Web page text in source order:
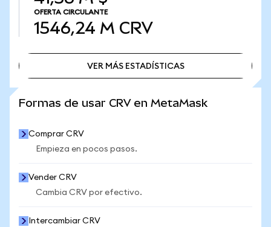
OFERTA CIRCULANTE
1546,24 M CRV
VER MÁS ESTADÍSTICAS
Formas de usar CRV en MetaMask
Comprar CRV
Empieza en pocos pasos.
Vender CRV
Cambia CRV por efectivo.
Intercambiar CRV